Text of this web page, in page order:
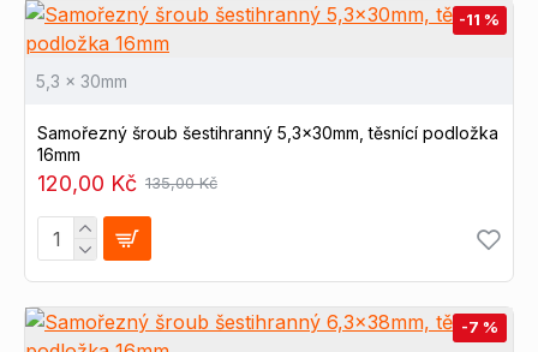
-11 %
5,3 x 30mm
Samořezný šroub šestihranný 5,3x30mm, těsnící podložka
16mm
120,00 Kč 135,00 Kč
-7 %